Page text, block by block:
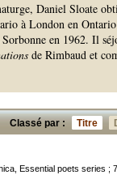
Daniel Sloate
à London en
en 1962. Il
de Rimbaud et
Classé par : Titre
Essential poets series ;